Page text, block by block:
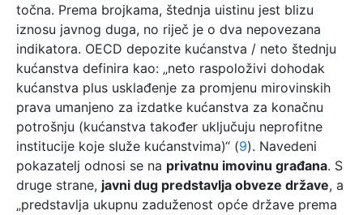
točna. Prema brojkama, štednja uistinu jest blizu
iznosu javnog duga, no riječ je o dva nepovezana
indikatora. OECD depozite kućanstva / neto štednju
kućanstva definira kao: „neto raspoloživi dohodak
kućanstva plus usklađenje za promjenu mirovinskih
prava umanjeno za izdatke kućanstva za konačnu
potrošnju (kućanstva također uključuju neprofitne
institucije koje služe kućanstvima)“ (9). Navedeni
pokazatelj odnosi se na privatnu imovinu građana. S
druge strane, javni dug predstavlja obveze države, a
„predstavlja ukupnu zaduženost opće države prema